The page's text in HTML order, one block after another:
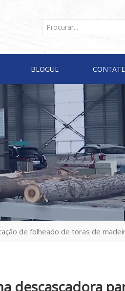
BLOGUE
de folheado de toras de
descascadora